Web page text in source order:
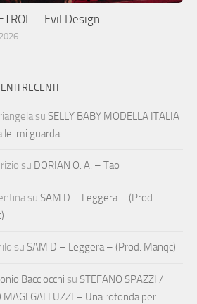
– Evil Design
RECENTI
su SELLY BABY MODELLA ITALIA
lei mi guarda
su DORIAN O. A. – Tao
su SAM D – Leggera – (Prod.
su SAM D – Leggera – (Prod. Manqc)
Bacciocchi su STEFANO SPAZZI /
MAGI GALLUZZI – Una rotonda per